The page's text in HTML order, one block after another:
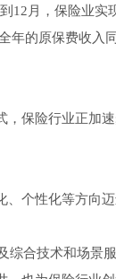
12月，保险业
年的原保费收入
保险行业正加
个性化等方向迈
合技术和场景